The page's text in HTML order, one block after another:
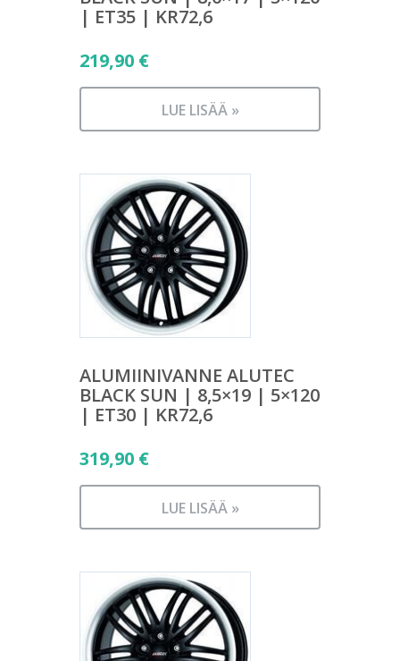
| ET35 | KR72,6
219,90 €
LUE LISÄÄ »
ALUMIINIVANNE ALUTEC
BLACK SUN | 8,5×19 | 5×120
| ET30 | KR72,6
319,90 €
LUE LISÄÄ »